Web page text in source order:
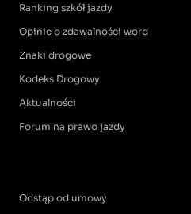
Ranking szkół jazdy
Opinie o zdawalności word
Znaki drogowe
Kodeks Drogowy
Aktualności
Forum na prawo jazdy
Odstąp od umowy